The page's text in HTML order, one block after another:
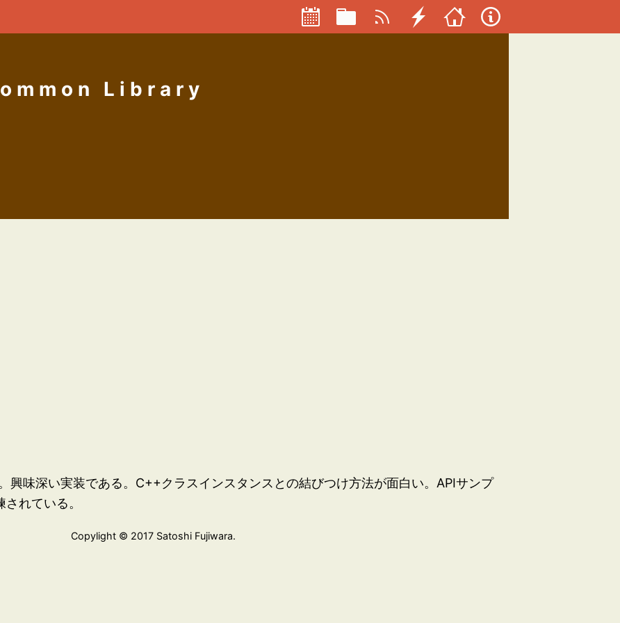
Library
興味深い実装である。C++クラスインスタンスとの結びつけ方法が面白い。APIサンプ
れている。
Copylight © 2017 Satoshi Fujiwara.